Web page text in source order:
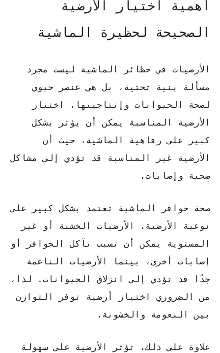
أهمية اختيار الأرضية
الصحيحة لحظيرة الماشية
الأرضيات في حظائر الماشية ليست مجرد
مسألة بنية تحتية، بل هي عنصر حيوي
لصحة الحيوانات وإنتاجيتها. اختيار
الأرضية المناسبة يمكن أن يؤثر بشكل
كبير على رفاهية الماشية، حيث أن
الأرضية غير المناسبة قد تؤدي إلى مشاكل
صحية وإصابات.
صحة حوافر الماشية تعتمد بشكل كبير على
نوعية الأرضية. الأرضيات الخشنة أو غير
المستوية يمكن أن تسبب تآكل الحوافر أو
إصابات أخرى، بينما الأرضيات الناعمة
جدًا قد تؤدي إلى انزلاق الحيوانات. لذا،
من الضروري اختيار أرضية توفر التوازن
بين النعومة والخشونة.
علاوة على ذلك، تؤثر الأرضية على سهولة